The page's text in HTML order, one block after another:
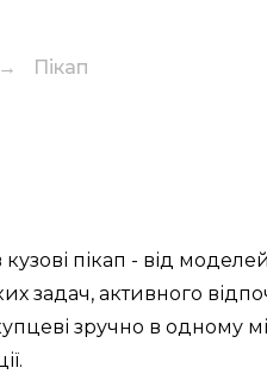
→ Пікап
пікап - від
задач, активного
зручно в одному